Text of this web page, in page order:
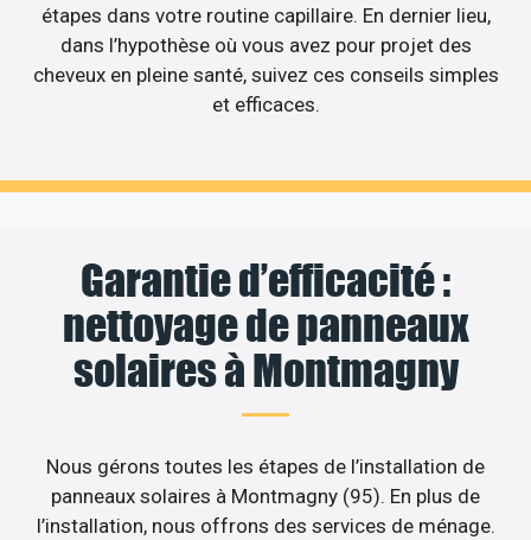
étapes dans votre routine capillaire. En dernier lieu,
dans l’hypothèse où vous avez pour projet des
cheveux en pleine santé, suivez ces conseils simples
et efficaces.
Garantie d’efficacité :
nettoyage de panneaux
solaires à Montmagny
Nous gérons toutes les étapes de l’installation de
panneaux solaires à Montmagny (95). En plus de
l’installation, nous offrons des services de ménage.